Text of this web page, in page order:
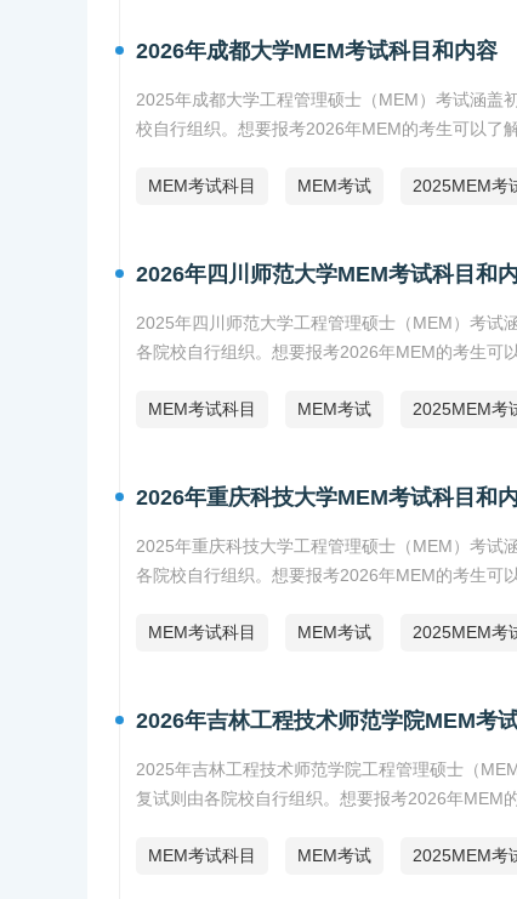
2026年成都大学MEM考试科目和内容
2025年成都大学工程管理硕士（MEM）考试涵盖
校自行组织。想要报考2026年MEM的考生可以了
MEM考试科目 MEM考试 2025MEM考
2026年四川师范大学MEM考试科目和
2025年四川师范大学工程管理硕士（MEM）考试
各院校自行组织。想要报考2026年MEM的考生可
MEM考试科目 MEM考试 2025MEM考
2026年重庆科技大学MEM考试科目和
2025年重庆科技大学工程管理硕士（MEM）考试
各院校自行组织。想要报考2026年MEM的考生可
MEM考试科目 MEM考试 2025MEM考
2026年吉林工程技术师范学院MEM考
2025年吉林工程技术师范学院工程管理硕士（
复试则由各院校自行组织。想要报考2026年MEM
MEM考试科目 MEM考试 2025MEM考